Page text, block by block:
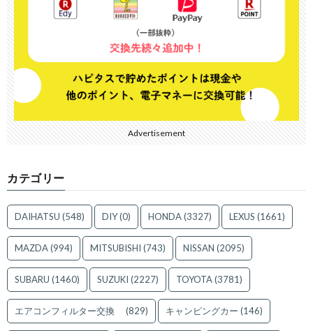
Advertisement
カテゴリー
DAIHATSU (548) DIY(0) HONDA(3327) LEXUS (1661)
MAZDA(994) MITSUBISHI (743) NISSAN (2095)
SUBARU (1460) SUZUKI (2227) TOYOTA(3781)
エアコンフィルター交換 (829) キャンピングカー (146)